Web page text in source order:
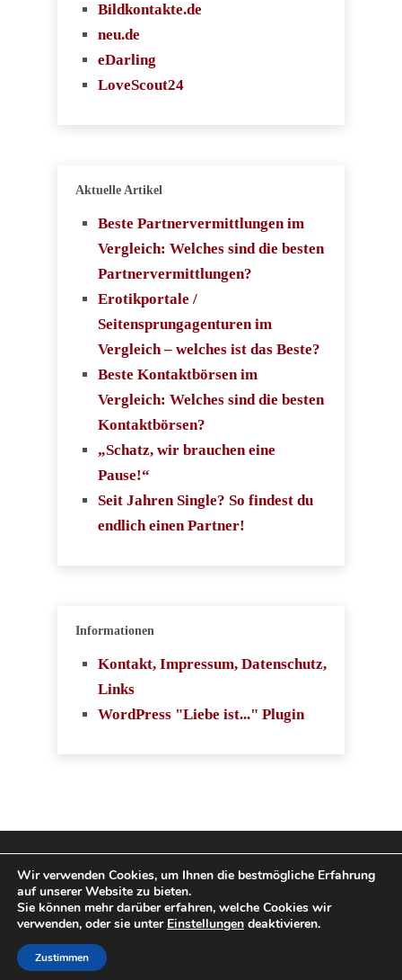
Bildkontakte.de
neu.de
eDarling
LoveScout24
Aktuelle Artikel
Beste Partnervermittlungen im
Vergleich: Welches sind die besten
Partnervermittlungen?
Erotikportale /
Seitensprungagenturen im
Vergleich – welches ist das Beste?
Beste Kontaktbörsen im
Vergleich: Welches sind die besten
Kontaktbörsen?
„Schatz, wir brauchen eine
Pause!“
Seit Jahren Single? So findest du
endlich einen Partner!
Informationen
Kontakt, Impressum, Datenschutz,
Links
WordPress "Liebe ist..." Plugin
Copyright 2009-2026
SingleboerseVergleich.com. Alle Rechte
vorbehalten.
Wir verwenden Cookies, um Ihnen die bestmögliche Erfahrung
auf unserer Website zu bieten.
Sie können mehr darüber erfahren, welche Cookies wir
verwenden, oder sie unter Einstellungen deaktivieren.
Zustimmen